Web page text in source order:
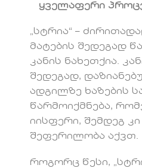
ყველაფერი
„სტრია“ –
მატების შედეგად
კანის ნახეთქია.
შედეგად,
ადგილზე ხაზების
წარმოიქმნება,
იისფერი, შემდეგ
შეფერილობა აქვთ.
როგორც წესი,